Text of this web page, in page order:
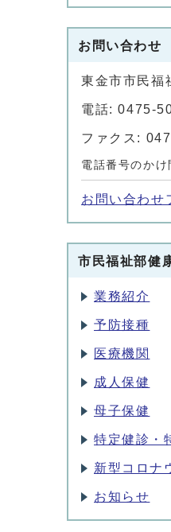
お問い合わせ
東金市市民福
電話: 0475-
ファクス:
電話番号のかけ
お問い合わせ
市民福祉部健
業務紹介
予防接種
医療機関
成人保健
母子保健
特定健診・
新型コロナ
お知らせ